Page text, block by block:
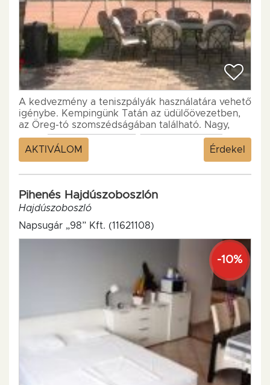
A kedvezmény a teniszpályák használatára vehető
igénybe. Kempingünk Tatán az üdülőövezetben,
az Öreg-tó szomszédságában található. Nagy,
mégis családias hangulatú nyaralóhely,...
AKTIVÁLOM
Érdekel
Pihenés Hajdúszoboszlón
Hajdúszoboszló
Napsugár „98” Kft. (11621108)
-10%